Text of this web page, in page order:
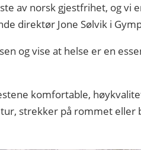
av norsk gjestfrihet, og vi
direktør Jone Sølvik i
og vise at helse er en
komfortable,
strekker på rommet eller